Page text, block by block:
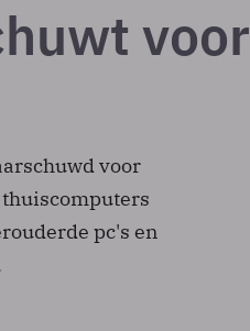
voor
voor
pc's en